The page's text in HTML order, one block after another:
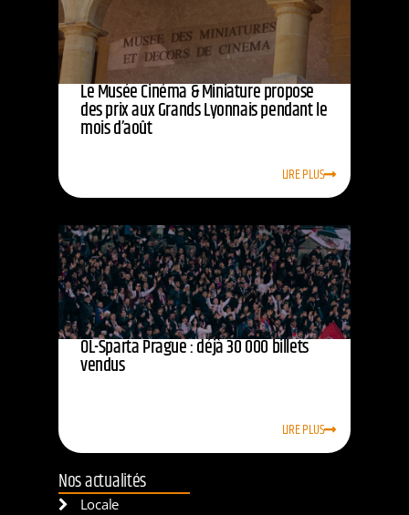
Le Musée Cinéma & Miniature propose
des prix aux Grands Lyonnais pendant le
mois d’août
LIRE PLUS
OL-Sparta Prague : déjà 30 000 billets
vendus
LIRE PLUS
Nos actualités
Locale